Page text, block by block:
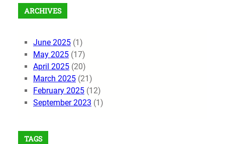
ARCHIVES
June 2025 (1)
May 2025 (17)
April 2025 (20)
March 2025 (21)
February 2025 (12)
September 2023 (1)
TAGS